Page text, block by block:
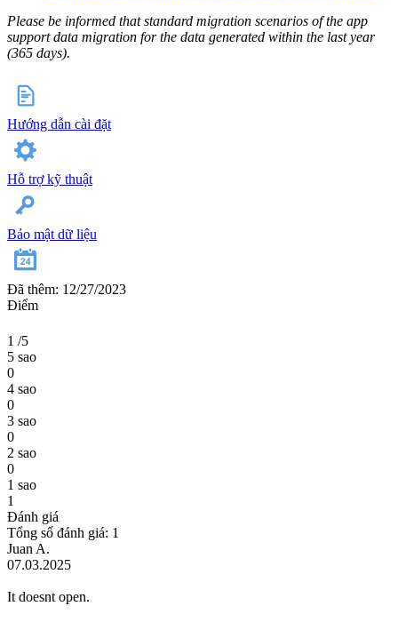
Please be informed that standard migration scenarios of the app
support data migration for the data generated within the last year
(365 days).
Hướng dẫn cài đặt
Hỗ trợ kỹ thuật
Bảo mật dữ liệu
Đã thêm: 12/27/2023
Điểm
1 /5
5 sao
0
4 sao
0
3 sao
0
2 sao
0
1 sao
1
Đánh giá
Tổng số đánh giá: 1
Juan A.
07.03.2025
It doesnt open.